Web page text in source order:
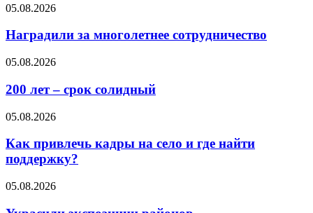
05.08.2026
Наградили за многолетнее сотрудничество
05.08.2026
200 лет – срок солидный
05.08.2026
Как привлечь кадры на село и где найти
поддержку?
05.08.2026